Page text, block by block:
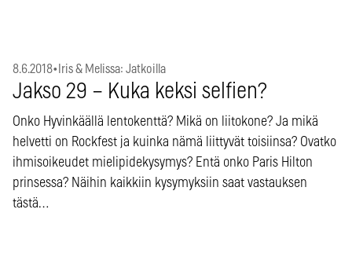
8.6.2018• Iris & Melissa: Jatkoilla
Jakso 29 – Kuka keksi selfien?
Onko Hyvinkäällä lentokenttä? Mikä on liitokone? Ja mikä
helvetti on Rockfest ja kuinka nämä liittyvät toisiinsa? Ovatko
ihmisoikeudet mielipidekysymys? Entä onko Paris Hilton
prinsessa? Näihin kaikkiin kysymyksiin saat vastauksen
tästä…